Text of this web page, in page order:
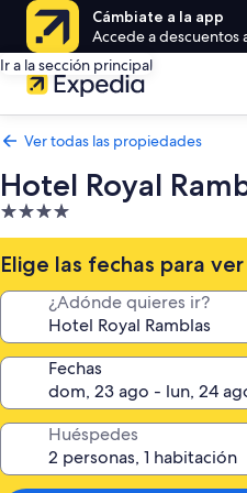
Cámbiate a la app
Accede a descuentos
Ir a la sección principal
Ver todas las propiedades
Hotel Royal
Propiedad
de
4.0
estrellas
Elige las fechas para
¿Adónde quieres ir?
Fechas
Huéspedes